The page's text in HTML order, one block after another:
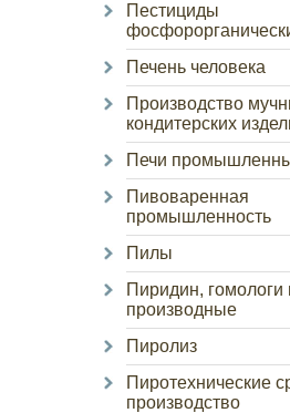
Пестициды
Печень человека
Производство
кондитерских
Печи
Пивоваренная
промышленность
Пилы
Пиридин, гомологи
производные
Пиролиз
Пиротехнические
производство